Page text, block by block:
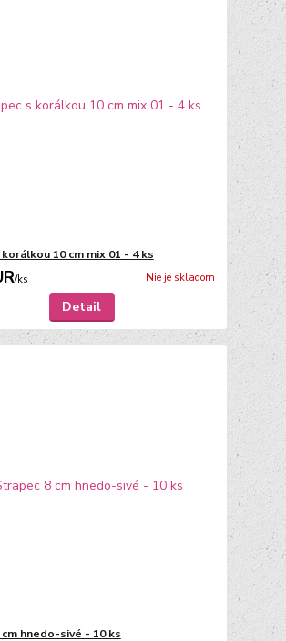
10 cm mix 01 - 4 ks
/ks Nie je skladom
Detail
hnedo-sivé - 10 ks